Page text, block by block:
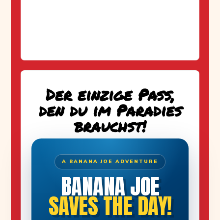
Der einzige Pass,
den du im Paradies
brauchst!
A BANANA JOE ADVENTURE
BANANA JOE
SAVES THE DAY!